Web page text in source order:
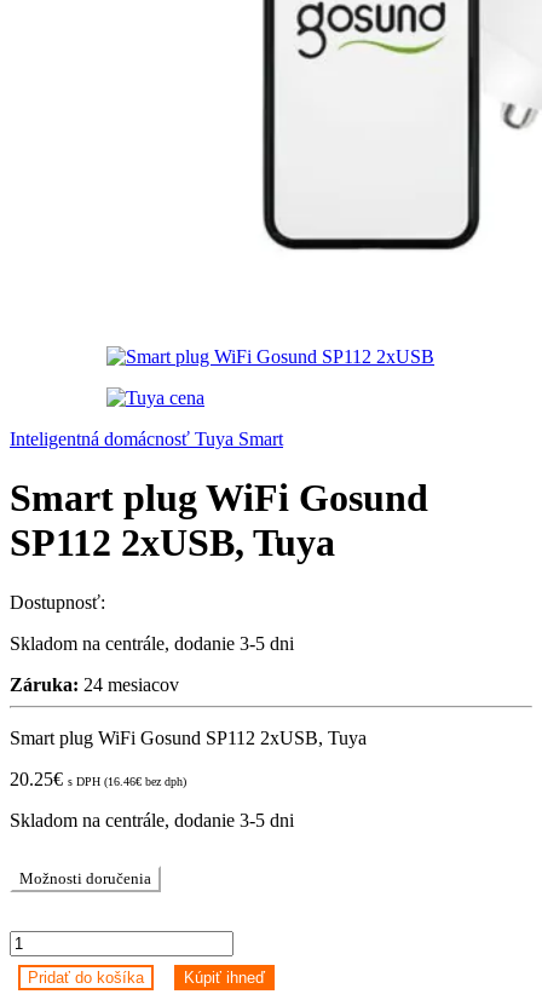
Inteligentná domácnosť Tuya Smart
Smart plug WiFi Gosund
SP112 2xUSB, Tuya
Dostupnosť:
Skladom na centrále, dodanie 3-5 dni
Záruka: 24 mesiacov
Smart plug WiFi Gosund SP112 2xUSB, Tuya
20.25€ s DPH (16.46€ bez dph)
Skladom na centrále, dodanie 3-5 dni
Možnosti doručenia
Smart
plug
WiFi
Pridať do košíka Kúpiť ihneď